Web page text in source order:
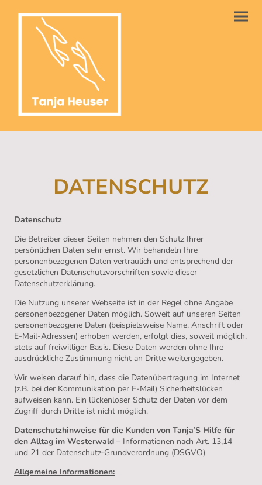
DATENSCHUTZ
Datenschutz
Die Betreiber dieser Seiten nehmen den Schutz Ihrer
persönlichen Daten sehr ernst. Wir behandeln Ihre
personenbezogenen Daten vertraulich und entsprechend der
gesetzlichen Datenschutzvorschriften sowie dieser
Datenschutzerklärung.
Die Nutzung unserer Webseite ist in der Regel ohne Angabe
personenbezogener Daten möglich. Soweit auf unseren Seiten
personenbezogene Daten (beispielsweise Name, Anschrift oder
E-Mail-Adressen) erhoben werden, erfolgt dies, soweit möglich,
stets auf freiwilliger Basis. Diese Daten werden ohne Ihre
ausdrückliche Zustimmung nicht an Dritte weitergegeben.
Wir weisen darauf hin, dass die Datenübertragung im Internet
(z.B. bei der Kommunikation per E-Mail) Sicherheitslücken
aufweisen kann. Ein lückenloser Schutz der Daten vor dem
Zugriff durch Dritte ist nicht möglich.
Datenschutzhinweise für die Kunden von Tanja’S Hilfe für
den Alltag im Westerwald – Informationen nach Art. 13,14
und 21 der Datenschutz-Grundverordnung (DSGVO)
Allgemeine Informationen: